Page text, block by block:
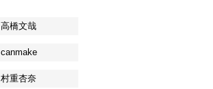
高橋文哉
canmake
村重杏奈